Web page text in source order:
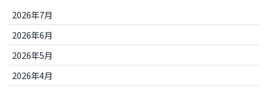
2026年7月
2026年6月
2026年5月
2026年4月